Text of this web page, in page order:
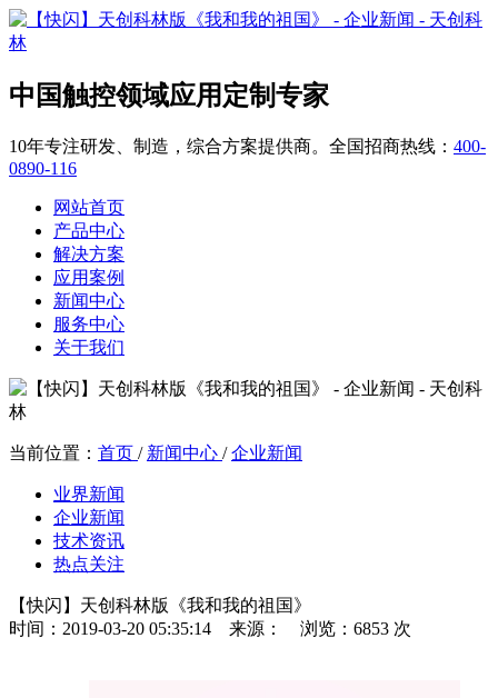
中国触控领域应用定制专家
10年专注研发、制造，综合方案提供商。全国招商热线： 400-
0890-116
网站首页
产品中心
解决方案
应用案例
新闻中心
服务中心
关于我们
当前位置： 首页 / 新闻中心 /企业新闻
业界新闻
企业新闻
技术资讯
热点关注
【快闪】天创科林版《我和我的祖国》
时间：2019-03-20 05:35:14
来源： 浏览：6853 次